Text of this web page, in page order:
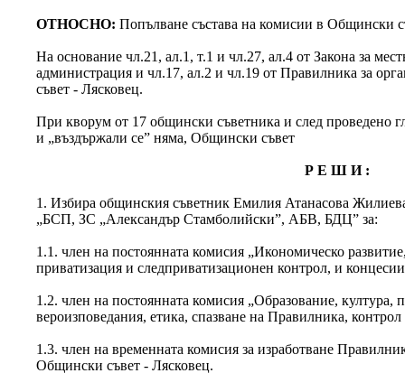
ОТНОСНО:Попълване състава на комисии в Общински
На основание чл.21, ал.1, т.1 и чл.27, ал.4 от Закона за
администрация и чл.17, ал.2 и чл.19 от Правилника за
съвет - Лясковец.
При кворум от 17 общински съветника и след проведено
и „въздържали се” няма, Общински съвет
Р Е Ш И :
1. Избира общинския съветник Емилия Атанасова
„БСП, ЗС „Александър Стамболийски”, АБВ, БДЦ” за:
1.1. член на постоянната комисия „Икономическо
приватизация и следприватизационен контрол, и
1.2. член на постоянната комисия „Образование, култура,
вероизповедания, етика, спазване на Правилника,
1.3. член на временната комисия за изработване
Общински съвет - Лясковец.